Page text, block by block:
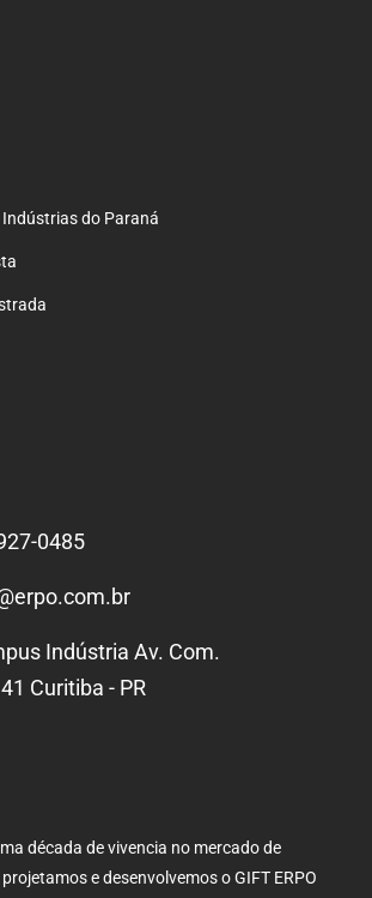
do Paraná
0485
Indústria Av. Com.
Curitiba - PR
década de vivencia no mercado de
e desenvolvemos o GIFT ERPO